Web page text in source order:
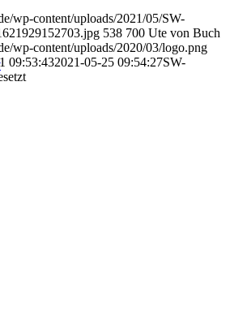
wp-content/uploads/2021/05/SW-
538 700 Ute von Buch
wp-content/uploads/2020/03/logo.png
09:53:432021-05-25 09:54:27SW-